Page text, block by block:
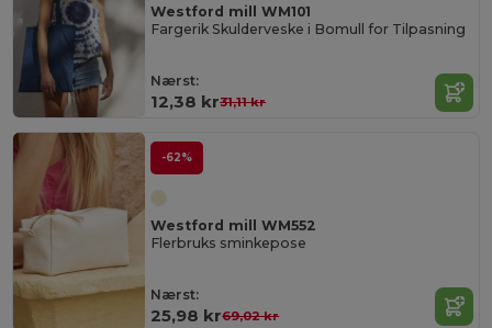
Westford mill WM101
Fargerik Skulderveske i Bomull for Tilpasning
Nærst:
12,38 kr31,11 kr
-62%
Westford mill WM552
Flerbruks sminkepose
Nærst:
25,98 kr69,02 kr